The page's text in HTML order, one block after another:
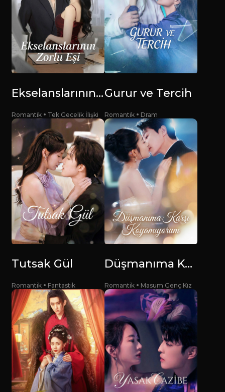
Ekselanslarının Zorlu Eşi
Romantik Tek Gecelik İlişki
Gurur ve Tercih
Romantik Dram
Tutsak Gül
Romantik Fantastik
Düşmanıma Karşı Koyamıyorum
Romantik Masum Genç Kız